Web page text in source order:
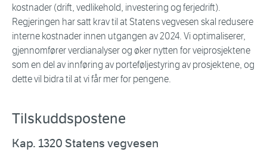
kostnader (drift, vedlikehold, investering og ferjedrift).
Regjeringen har satt krav til at Statens vegvesen skal redusere
interne kostnader innen utgangen av 2024. Vi optimaliserer,
gjennomfører verdianalyser og øker nytten for veiprosjektene
som en del av innføring av porteføljestyring av prosjektene, og
dette vil bidra til at vi får mer for pengene.
Tilskuddspostene
Kap. 1320 Statens vegvesen